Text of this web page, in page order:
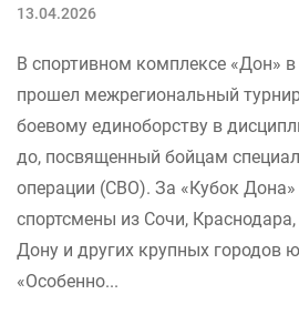
13.04.2026
В спортивном комплексе «Дон»
прошел межрегиональный
боевому единоборству в
до, посвященный бойцам
операции (СВО). За «Кубок
спортсмены из Сочи,
Дону и других крупных городов
«Особенно...